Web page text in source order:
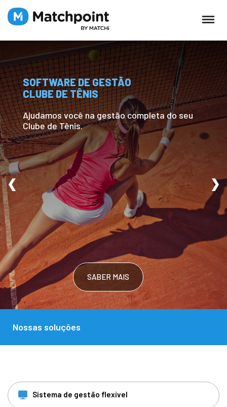
SOFTWARE DE GESTÃO
CLUBE DE TÊNIS
Ajudamos você na gestão completa do seu
Clube de Tênis.
SABER MAIS
SOFTWARE DE GESTÃO
CLUBE DE TÊNIS
Ajudamos você na gestão completa do seu
Clube de Tênis.
SABER MAIS
SOFTWARE DE GESTÃO
CLUBE DE TÊNIS
Ajudamos você na gestão completa do seu
Clube de Tênis.
SABER MAIS
Nossas soluções
Sistema de gestão flexível